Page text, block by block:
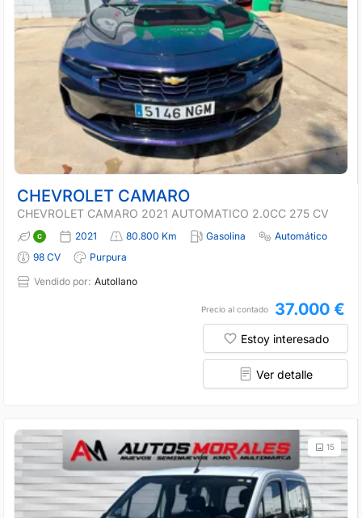
CHEVROLET CAMARO
CHEVROLET CAMARO 2021 AUTOMATICO 2.0CC 275 CV
2021 80.800 Km Gasolina
Automático
98 CV
Purpura
Vendido por: Autollano
Precio al contado 37.000 €
Estoy interesado
Ver detalle
15